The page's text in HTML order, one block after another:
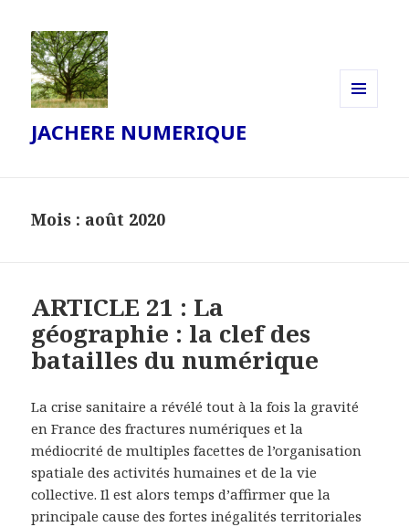
JACHERE NUMERIQUE
Mois : août 2020
ARTICLE 21 : La
géographie : la clef des
batailles du numérique
La crise sanitaire a révélé tout à la fois la gravité
en France des fractures numériques et la
médiocrité de multiples facettes de l’organisation
spatiale des activités humaines et de la vie
collective. Il est alors temps d’affirmer que la
principale cause des fortes inégalités territoriales